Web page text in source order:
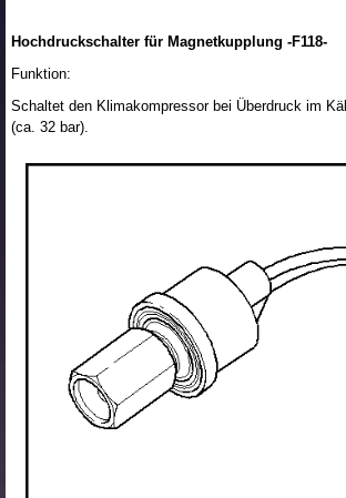
Hochdruckschalter für Magnetkupplung -F118-
Funktion:
Schaltet den Klimakompressor bei Überdruck im
(ca. 32 bar).